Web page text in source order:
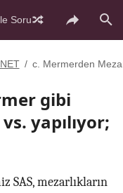
Soru
/ c. Mermerden
gibi
yapılıyor;
SAS, mezarlıkların